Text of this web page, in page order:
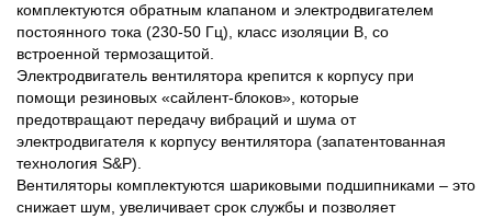
комплектуются обратным клапаном и электродвигателем
постоянного тока (230-50 Гц), класс изоляции В, со
встроенной термозащитой.
Электродвигатель вентилятора крепится к корпусу при
помощи резиновых «сайлент-блоков», которые
предотвращают передачу вибраций и шума от
электродвигателя к корпусу вентилятора (запатентованная
технология S&P).
Вентиляторы комплектуются шариковыми подшипниками – это
снижает шум, увеличивает срок службы и позволяет